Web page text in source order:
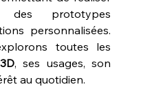
des prototypes
personnalisées.
toutes les
, ses usages, son
au quotidien.